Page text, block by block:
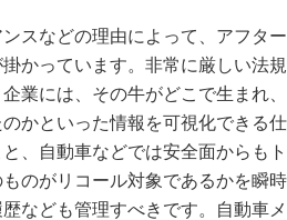
スなどの理由によって、アフタ
かっています。非常に厳しい法
業には、その牛がどこで生まれ
かといった情報を可視化できる
、自動車などでは安全面からも
のがリコール対象であるかを瞬
なども管理すべきです。自動車